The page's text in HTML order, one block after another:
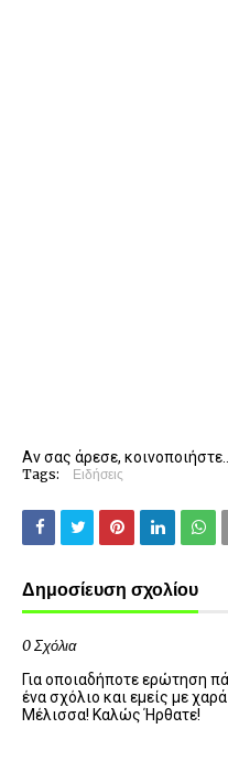
Αν σας άρεσε,
Tags: Ειδήσεις
Δημοσίευση σχολίου
0 Σχόλια
Για οποιαδήποτε ερώτηση
ένα σχόλιο και εμείς με
Μέλισσα! Καλώς Ήρθατε!